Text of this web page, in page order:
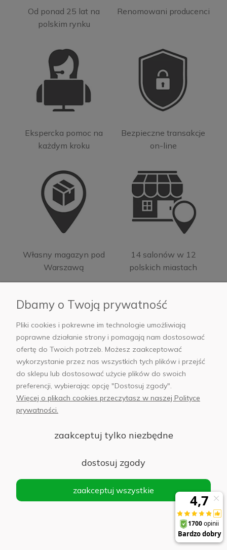
Od ponad 25 lat na
polskim rynku
Renomowani producenci
Ekspercka pomoc na
każdym kroku
Bezpieczne transakcje
on-line
Własny magazyn pod
Warszawą
14 salonów w 12
polskich miastach
Moje konto
Informacje
Płatności i dostawa
AB Foto
+48 797 971 275
Dbamy o Twoją prywatność
Pliki cookies i pokrewne im technologie umożliwiają
poprawne działanie strony i pomagają nam dostosować
ofertę do Twoich potrzeb. Możesz zaakceptować
wykorzystanie przez nas wszystkich tych plików i przejść
do sklepu lub dostosować użycie plików do swoich
preferencji, wybierając opcję "Dostosuj zgody".
Więcej o plikach cookies przeczytasz w naszej Polityce
prywatności.
zaakceptuj tylko niezbędne
dostosuj zgody
zaakceptuj wszystkie